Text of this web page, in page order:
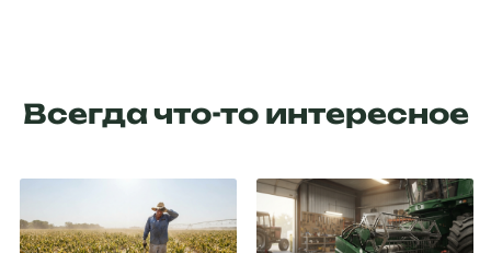
Всегда что-то интересное